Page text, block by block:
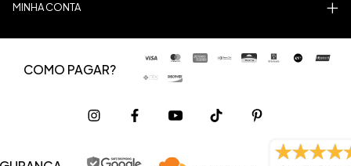
MINHA CONTA
COMO PAGAR?